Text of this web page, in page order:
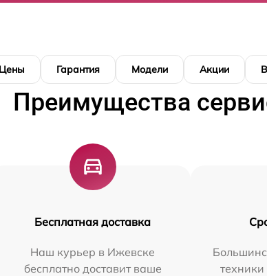
Цены Гарантия Модели Акции
Преимущества
Бесплатная доставка
Наш курьер в Ижевске
бесплатно доставит ваше